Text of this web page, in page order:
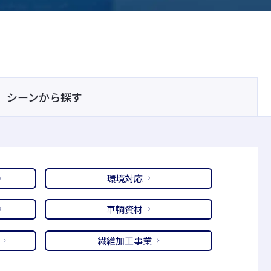
シーンから探す
環境対応
車輌資材
繊維加工事業